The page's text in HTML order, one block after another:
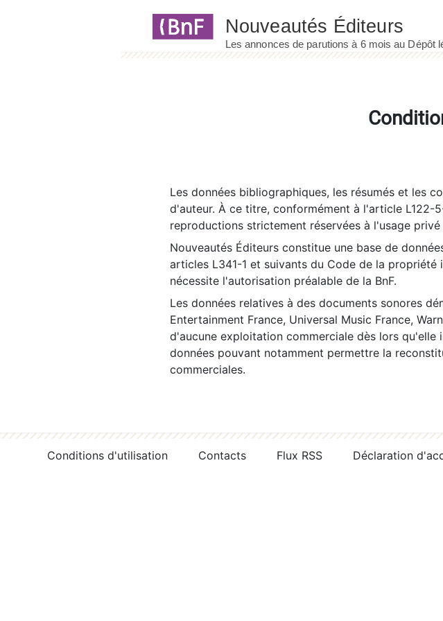
Les données bibliographiques, les résumés et les
d'auteur. À ce titre, conformément à l'article L122-
reproductions strictement réservées à l'usage
Nouveautés Éditeurs constitue une base de
articles L341-1 et suivants du Code de la
nécessite l'autorisation préalable de la BnF.
Les données relatives à des documents sonores
Entertainment France, Universal Music France,
d'aucune exploitation commerciale dès lors
données pouvant notamment permettre la
commerciales.
Conditions d'utilisation Contacts Flux RSS Déclaration